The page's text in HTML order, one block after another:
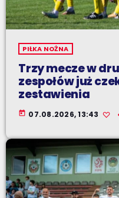
PIŁKA NOŻNA
Trzy mecze w
zespołów już
zestawienia
today 07.08.2026, 13:43